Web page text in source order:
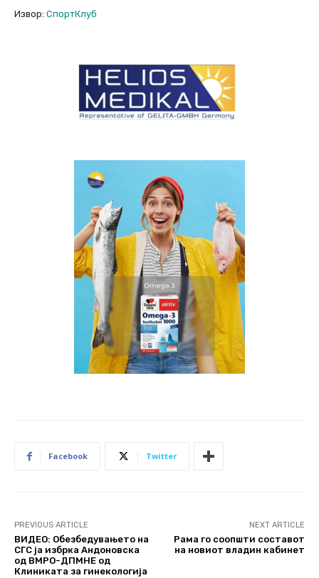
Извор: СпортКлуб
Facebook Twitter
PREVIOUS ARTICLE
ВИДЕО: Обезбедувањето на
СГС ја избрка Андоновска
од ВМРО-ДПМНЕ од
Клиниката за гинекологија
NEXT ARTICLE
Рама го соопшти составот
на новиот владин кабинет